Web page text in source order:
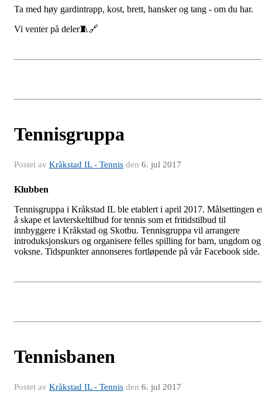
Ta med høy gardintrapp, kost, brett, hansker og tang - om du har.
Vi venter på deler🧵🔗
Tennisgruppa
Postet av Kråkstad IL - Tennis den 6. jul 2017
Klubben
Tennisgruppa i Kråkstad IL ble etablert i april 2017. Målsettingen
å skape et lavterskeltilbud for tennis som et fritidstilbud til
innbyggere i Kråkstad og Skotbu. Tennisgruppa vil arrangere
introduksjonskurs og organisere felles spilling for barn, ungdom og
voksne. Tidspunkter annonseres fortløpende på vår Facebook side.
Tennisbanen
Postet av Kråkstad IL - Tennis den 6. jul 2017